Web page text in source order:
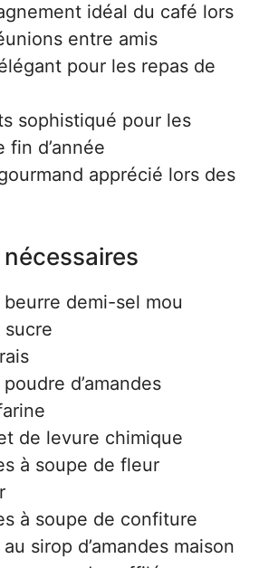
idéal du café lors
entre amis
pour les repas de
sophistiqué pour les
fin d’année
apprécié lors des
beurre demi-sel mou
sucre
d’amandes
de levure chimique
à soupe de fleur
à soupe de confiture
au sirop d’amandes maison